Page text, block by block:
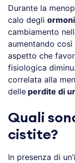
Durante la
calo degli
cambiamento
aumentando
aspetto che
fisiologica
correlata alla
delle perdite di
Quali
cistite?
In presenza di